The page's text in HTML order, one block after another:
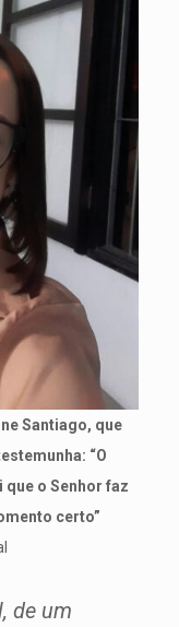
Santiago, que
“O
o Senhor faz
certo”
de um